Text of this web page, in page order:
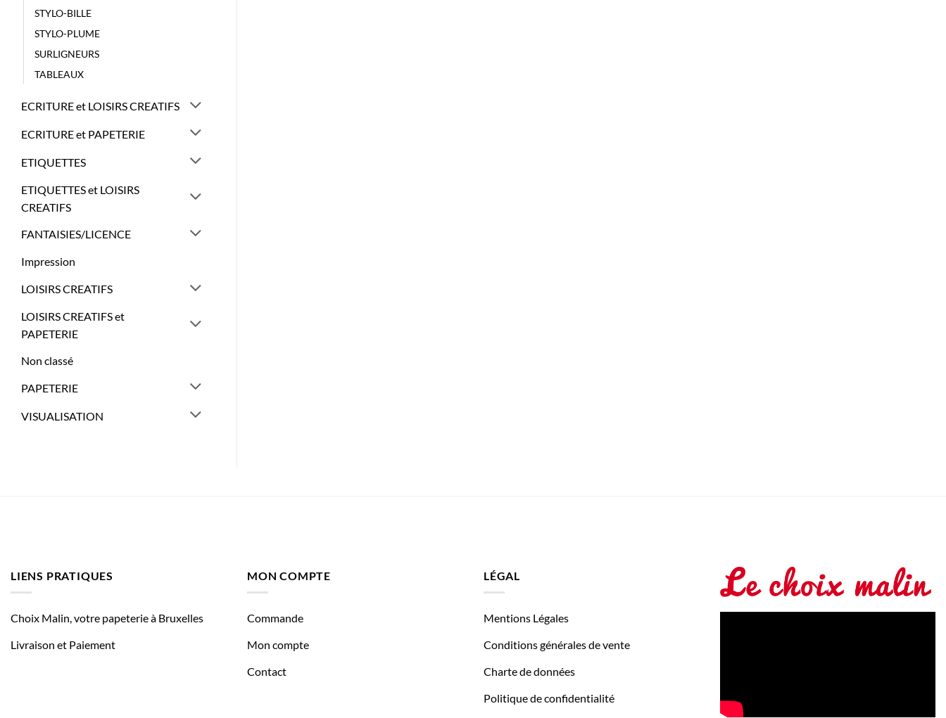
STYLO-BILLE
STYLO-PLUME
SURLIGNEURS
TABLEAUX
ECRITURE et LOISIRS CREATIFS
ECRITURE et PAPETERIE
ETIQUETTES
ETIQUETTES et LOISIRS
CREATIFS
FANTAISIES/LICENCE
Impression
LOISIRS CREATIFS
LOISIRS CREATIFS et
PAPETERIE
Non classé
PAPETERIE
VISUALISATION
LIENS PRATIQUES
Choix Malin, votre papeterie à Bruxelles
Livraison et Paiement
MON COMPTE
Commande
Mon compte
Contact
LÉGAL
Mentions Légales
Conditions générales de vente
Charte de données
Politique de confidentialité